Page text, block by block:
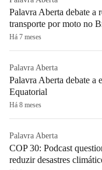
Palavra Aberta debate a
transporte por moto no
Há 7 meses
Palavra Aberta
Palavra Aberta debate a
Equatorial
Há 8 meses
Palavra Aberta
COP 30: Podcast
reduzir desastres